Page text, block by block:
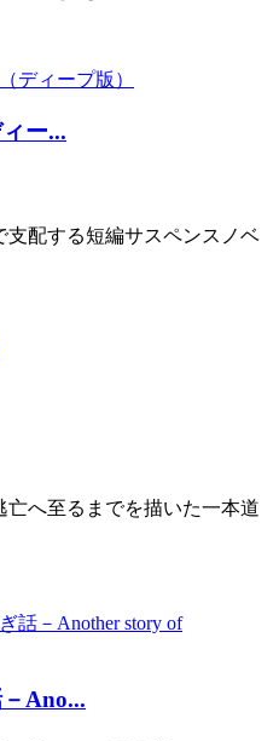
ー...
支配する短編サスペンスノベ
亡へ至るまでを描いた一本道
Ano...